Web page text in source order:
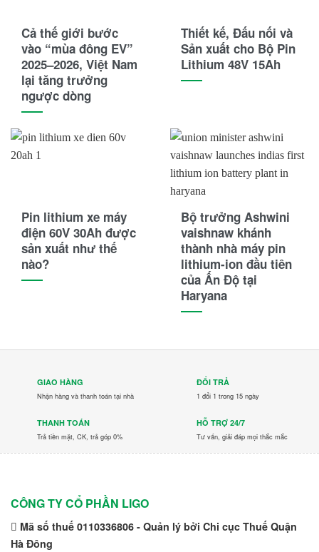
Cả thế giới bước
vào “mùa đông EV”
2025–2026, Việt Nam
lại tăng trưởng
ngược dòng
Thiết kế, Đấu nối và
Sản xuất cho Bộ Pin
Lithium 48V 15Ah
Pin lithium xe máy
điện 60V 30Ah được
sản xuất như thế
nào?
Bộ trưởng Ashwini
vaishnaw khánh
thành nhà máy pin
lithium-ion đầu tiên
của Ấn Độ tại
Haryana
GIAO HÀNG
Nhận hàng và thanh toán tại nhà
ĐỔI TRẢ
1 đổi 1 trong 15 ngày
THANH TOÁN
Trả tiền mặt, CK, trả góp 0%
HỖ TRỢ 24/7
Tư vấn, giải đáp mọi thắc mắc
CÔNG TY CỔ PHẦN LIGO
Mã số thuế 0110336806 - Quản lý bởi Chi cục Thuế Quận
Hà Đông